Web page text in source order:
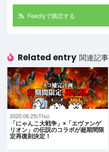
Feedlyで購読する
Related entry 関連記事
2020.06.25(Thu)
「にゃんこ大戦争」×「エヴァンゲ
リオン」の伝説のコラボが超期間限
定再復刻決定！